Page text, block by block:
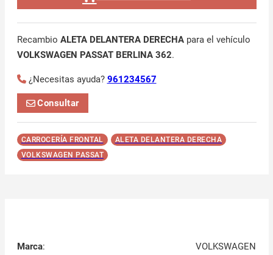
Recambio ALETA DELANTERA DERECHApara el vehículo
VOLKSWAGEN PASSAT BERLINA 362.
¿Necesitas ayuda? 961234567
Consultar
CARROCERÍA FRONTAL
ALETA DELANTERA DERECHA
VOLKSWAGEN PASSAT
Marca:
VOLKSWAGEN